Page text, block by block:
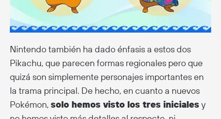
Nintendo también ha dado énfasis a estos dos
Pikachu, que parecen formas regionales pero que
quizá son simplemente personajes importantes en
la trama principal. De hecho, en cuanto a nuevos
Pokémon, solo hemos visto los tres iniciales y